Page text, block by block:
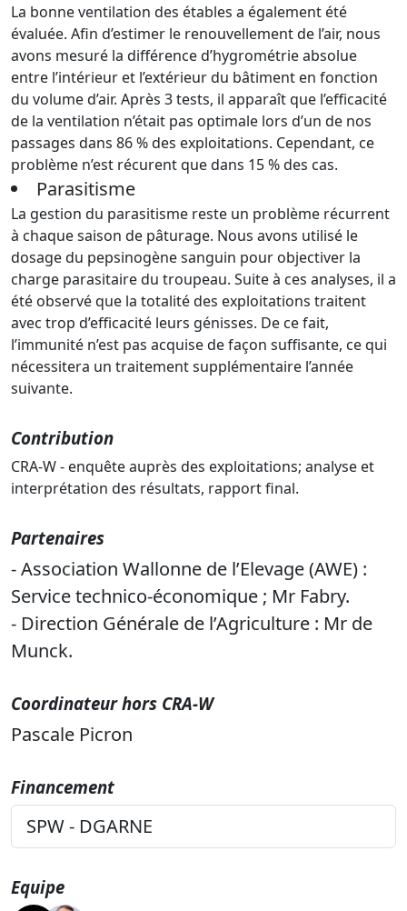
La bonne ventilation des étables a également été
évaluée. Afin d’estimer le renouvellement de l’air, nous
avons mesuré la différence d’hygrométrie absolue
entre l’intérieur et l’extérieur du bâtiment en fonction
du volume d’air. Après 3 tests, il apparaît que l’efficacité
de la ventilation n’était pas optimale lors d’un de nos
passages dans 86 % des exploitations. Cependant, ce
problème n’est récurent que dans 15 % des cas.
Parasitisme
La gestion du parasitisme reste un problème récurrent
à chaque saison de pâturage. Nous avons utilisé le
dosage du pepsinogène sanguin pour objectiver la
charge parasitaire du troupeau. Suite à ces analyses, il a
été observé que la totalité des exploitations traitent
avec trop d’efficacité leurs génisses. De ce fait,
l’immunité n’est pas acquise de façon suffisante, ce qui
nécessitera un traitement supplémentaire l’année
suivante.
Contribution
CRA-W - enquête auprès des exploitations; analyse et
interprétation des résultats, rapport final.
Partenaires
- Association Wallonne de l’Elevage (AWE) :
Service technico-économique ; Mr Fabry.
- Direction Générale de l’Agriculture : Mr de
Munck.
Coordinateur hors CRA-W
Pascale Picron
Financement
SPW - DGARNE
Equipe